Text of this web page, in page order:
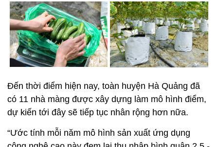
Đến thời điểm hiện nay, toàn huyện Hà Quảng đã
có 11 nhà màng được xây dựng làm mô hình điểm,
dự kiến tới đây sẽ tiếp tục nhân rộng hơn nữa.
“Ước tính mỗi năm mô hình sản xuất ứng dụng